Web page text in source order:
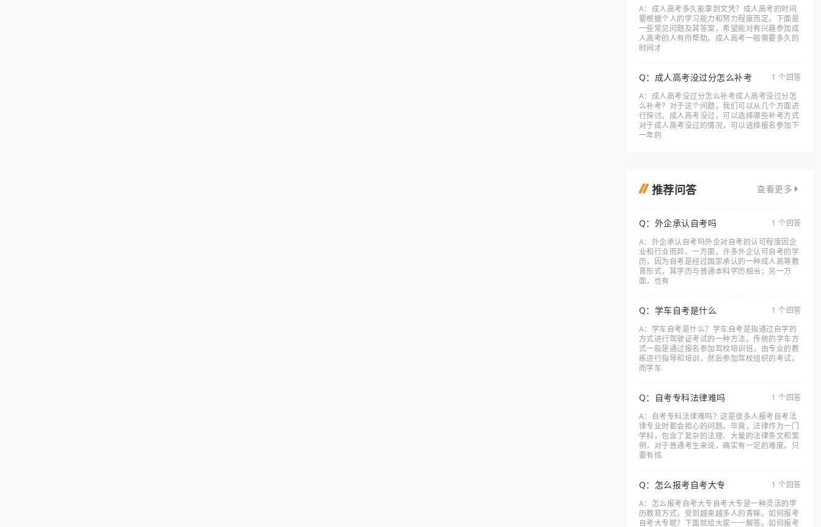
A：成人高考多久能拿到文凭？成人高考的时间
要根据个人的学习能力和努力程度而定。下面是
一些常见问题及其答案，希望能对有兴趣参加成
人高考的人有所帮助。成人高考一般需要多久的
时间才
Q：成人高考没过分怎么补考
1 个回答
A：成人高考没过分怎么补考成人高考没过分怎
么补考？对于这个问题，我们可以从几个方面进
行探讨。成人高考没过，可以选择哪些补考方式
对于成人高考没过的情况，可以选择报名参加下
一年的
推荐问答 查看更多
Q：外企承认自考吗
1 个回答
A：外企承认自考吗外企对自考的认可程度因企
业和行业而异。一方面，许多外企认可自考的学
历，因为自考是经过国家承认的一种成人高等教
育形式，其学历与普通本科学历相当；另一方
面，也有
Q：学车自考是什么
1 个回答
A：学车自考是什么？学车自考是指通过自学的
方式进行驾驶证考试的一种方法。传统的学车方
式一般是通过报名参加驾校培训班，由专业的教
练进行指导和培训，然后参加驾校组织的考试。
而学车
Q：自考专科法律难吗
1 个回答
A：自考专科法律难吗？这是很多人报考自考法
律专业时都会担心的问题。毕竟，法律作为一门
学科，包含了复杂的法理、大量的法律条文和案
例，对于普通考生来说，确实有一定的难度。只
要有恒
Q：怎么报考自考大专
1 个回答
A：怎么报考自考大专自考大专是一种灵活的学
历教育方式，受到越来越多人的青睐。如何报考
自考大专呢？下面就给大家一一解答。如何报考